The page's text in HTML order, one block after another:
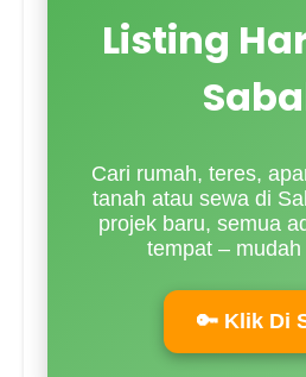
Listing
Cari rumah, teres,
tanah atau sewa di
projek baru, semua
tempat –
🔑 Klik Di